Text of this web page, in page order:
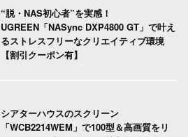
“脱・NAS初心者”を実感！
UGREEN「NASync DXP4800 GT」で叶え
るストレスフリーなクリエイティブ環境
【割引クーポン有】
シアターハウスのスクリーン
「WCB2214WEM」で100型＆高画質をリ